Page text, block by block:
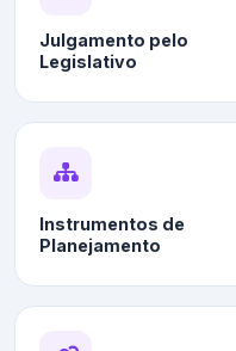
Julgamento pelo
Legislativo
Instrumentos de
Planejamento